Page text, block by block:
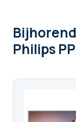
Philips